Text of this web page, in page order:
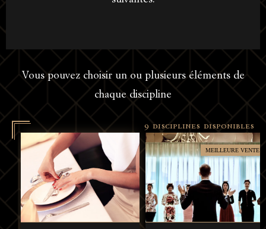
Vous pouvez choisir un ou plusieurs éléments de
chaque discipline
9 disciplines disponibles
MEILLEURE VENTE